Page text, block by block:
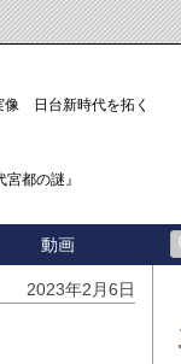
日台新時代を拓く「3
都の謎』
動画
2023年2月6日